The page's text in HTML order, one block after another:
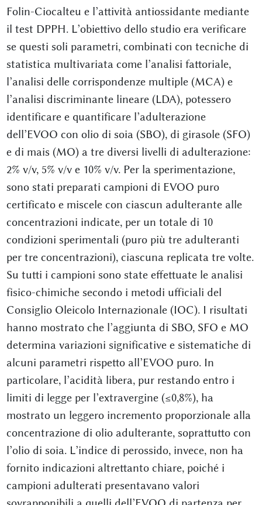
Folin-Ciocalteu e l’attività antiossidante mediante
il test DPPH. L’obiettivo dello studio era verificare
se questi soli parametri, combinati con tecniche di
statistica multivariata come l’analisi fattoriale,
l’analisi delle corrispondenze multiple (MCA) e
l’analisi discriminante lineare (LDA), potessero
identificare e quantificare l’adulterazione
dell’EVOO con olio di soia (SBO), di girasole (SFO)
e di mais (MO) a tre diversi livelli di adulterazione:
2% v/v, 5% v/v e 10% v/v. Per la sperimentazione,
sono stati preparati campioni di EVOO puro
certificato e miscele con ciascun adulterante alle
concentrazioni indicate, per un totale di 10
condizioni sperimentali (puro più tre adulteranti
per tre concentrazioni), ciascuna replicata tre volte.
Su tutti i campioni sono state effettuate le analisi
fisico-chimiche secondo i metodi ufficiali del
Consiglio Oleicolo Internazionale (IOC). I risultati
hanno mostrato che l’aggiunta di SBO, SFO e MO
determina variazioni significative e sistematiche di
alcuni parametri rispetto all’EVOO puro. In
particolare, l’acidità libera, pur restando entro i
limiti di legge per l’extravergine (≤0,8%), ha
mostrato un leggero incremento proporzionale alla
concentrazione di olio adulterante, soprattutto con
l’olio di soia. L’indice di perossido, invece, non ha
fornito indicazioni altrettanto chiare, poiché i
campioni adulterati presentavano valori